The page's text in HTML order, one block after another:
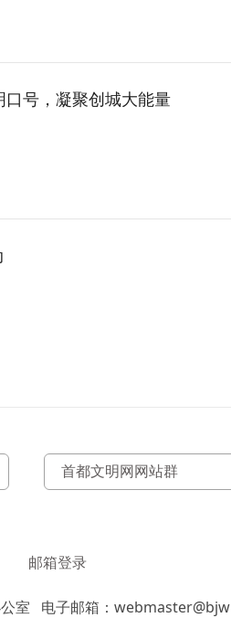
号，凝聚创城大能量
邮箱登录
室 电子邮箱：